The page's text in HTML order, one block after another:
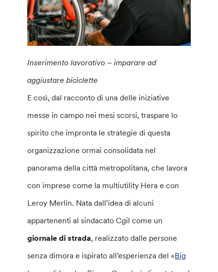
Inserimento lavorativo – imparare ad
aggiustare biciclette
E così, dal racconto di una delle iniziative
messe in campo nei mesi scorsi, traspare lo
spirito che impronta le strategie di questa
organizzazione ormai consolidata nel
panorama della città metropolitana, che lavora
con imprese come la multiutility Hera e con
Leroy Merlin. Nata dall’idea di alcuni
appartenenti al sindacato Cgil come un
giornale di strada, realizzato dalle persone
senza dimora e ispirato all’esperienza del «Big